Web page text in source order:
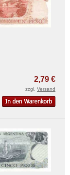
2,79 €
zzgl. Versand